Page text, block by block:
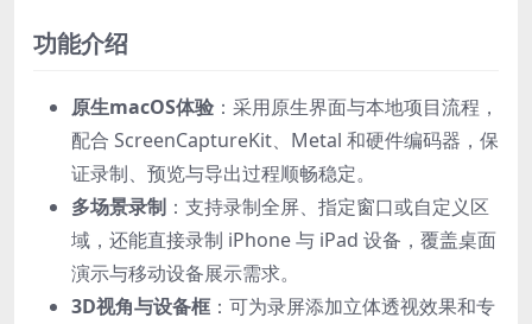
功能介绍
原生macOS体验 ：采用原生界面与本地项目流程，
配合 ScreenCaptureKit、Metal 和硬件编码器，保
证录制、预览与导出过程顺畅稳定。
多场景录制 ：支持录制全屏、指定窗口或自定义区
域，还能直接录制 iPhone 与 iPad 设备，覆盖桌面
演示与移动设备展示需求。
3D视角与设备框：可为录屏添加立体透视效果和专